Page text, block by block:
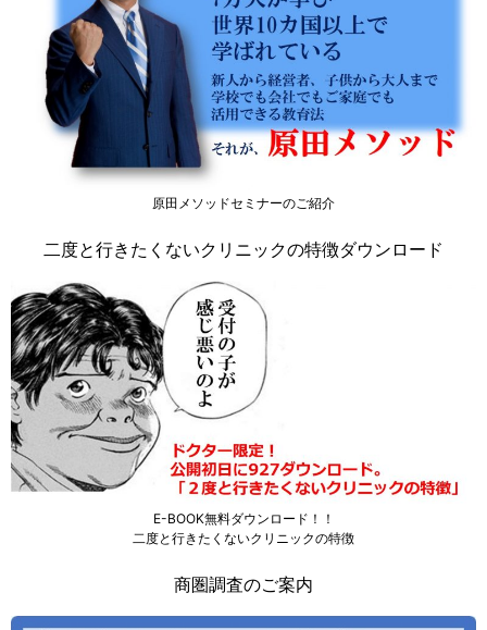
原田メソッドセミナーのご紹介
二度と行きたくないクリニックの特徴ダウンロード
E-BOOK無料ダウンロード！！
二度と行きたくないクリニックの特徴
商圏調査のご案内